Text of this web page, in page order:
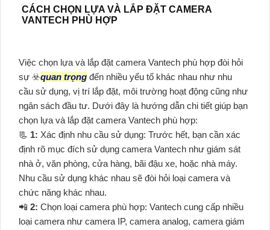
CÁCH CHỌN LỰA VÀ LẮP ĐẶT CAMERA
VANTECH PHÙ HỢP
Việc chọn lựa và lắp đặt camera Vantech phù hợp đòi hỏi
sự ☣️quan trọng đến nhiều yếu tố khác nhau như nhu
cầu sử dụng, vị trí lắp đặt, môi trường hoạt động cũng như
ngân sách đầu tư. Dưới đây là hướng dẫn chi tiết giúp bạn
chọn lựa và lắp đặt camera Vantech phù hợp:
📃 1: Xác định nhu cầu sử dụng: Trước hết, bạn cần xác
định rõ mục đích sử dụng camera Vantech như giám sát
nhà ở, văn phòng, cửa hàng, bãi đậu xe, hoặc nhà máy.
Nhu cầu sử dụng khác nhau sẽ đòi hỏi loại camera và
chức năng khác nhau.
📲 2: Chọn loại camera phù hợp: Vantech cung cấp nhiều
loại camera như camera IP, camera analog, camera giám